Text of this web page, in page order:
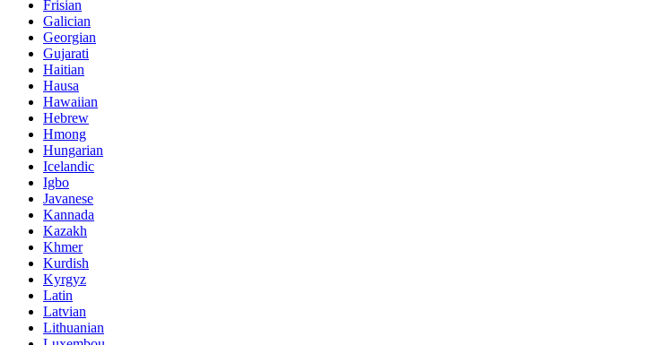
Frisian
Galician
Georgian
Gujarati
Haitian
Hausa
Hawaiian
Hebrew
Hmong
Hungarian
Icelandic
Igbo
Javanese
Kannada
Kazakh
Khmer
Kurdish
Kyrgyz
Latin
Latvian
Lithuanian